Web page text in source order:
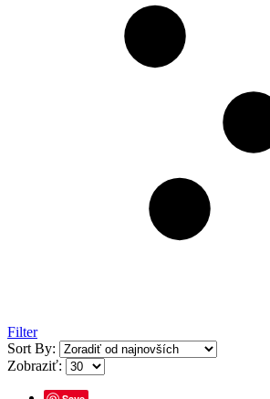
Filter
Sort By:
Zobraziť: